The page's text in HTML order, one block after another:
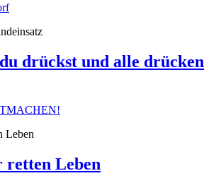
drückst und alle drücken
retten Leben